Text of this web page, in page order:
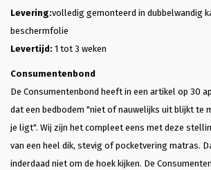
Levering:volledig gemonteerd in dubbelwandig
beschermfolie
Levertijd: 1 tot 3 weken
Consumentenbond
De Consumentenbond heeft in een artikel op 30
dat een bedbodem "niet of nauwelijks uit blijkt te
je ligt". Wij zijn het compleet eens met deze
van een heel dik, stevig of pocketvering matras.
inderdaad niet om de hoek kijken. De